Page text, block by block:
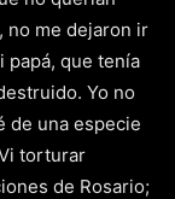
no me dejaron ir
papá, que tenía
Yo no
de una especie
torturar
de Rosario;